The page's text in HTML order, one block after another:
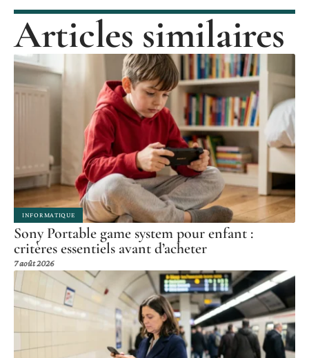
Articles similaires
INFORMATIQUE
Sony Portable game system pour enfant :
critères essentiels avant d’acheter
7 août 2026